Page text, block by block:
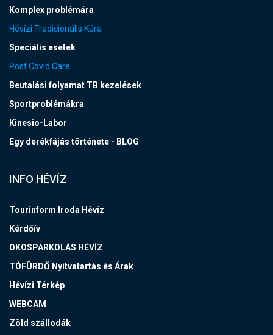
Komplex problémára
Hévízi Tradicionális Kúra
Speciális esetek
Post Covid Care
Beutalási folyamat TB kezelések
Sportproblémákra
Kinesio-Labor
Egy derékfájás története - BLOG
INFO HÉVÍZ
Tourinform Iroda Hévíz
Kérdőív
OKOSPARKOLÁS HÉVÍZ
TÓFÜRDŐ Nyitvatartás és Árak
Hévízi Térkép
WEBCAM
Zöld szállodák